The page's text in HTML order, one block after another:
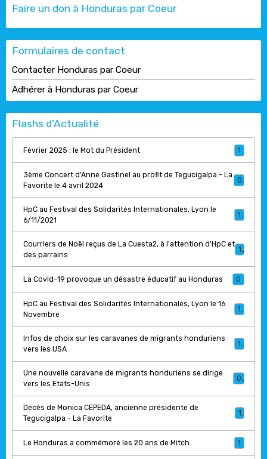
Faire un don à Honduras par Coeur
Formulaires de contact
Contacter Honduras par Coeur
Adhérer à Honduras par Coeur
Flashs d'Actualité
Février 2025 : le Mot du Président 1
3ème Concert d'Anne Gastinel au profit de Tegucigalpa - La
Favorite le 4 avril 2024
0
HpC au Festival des Solidarités Internationales, Lyon le
6/11/2021
1
Courriers de Noël reçus de La Cuesta2, à l'attention d'HpC et
des parrains
1
La Covid-19 provoque un désastre éducatif au Honduras 0
HpC au Festival des Solidarités Internationales, Lyon le 16
Novembre
1
Infos de choix sur les caravanes de migrants honduriens
vers les USA
1
Une nouvelle caravane de migrants honduriens se dirige
vers les Etats-Unis
0
Décès de Monica CEPEDA, ancienne présidente de
Tegucigalpa - La Favorite
1
Le Honduras a commémoré les 20 ans de Mitch 1